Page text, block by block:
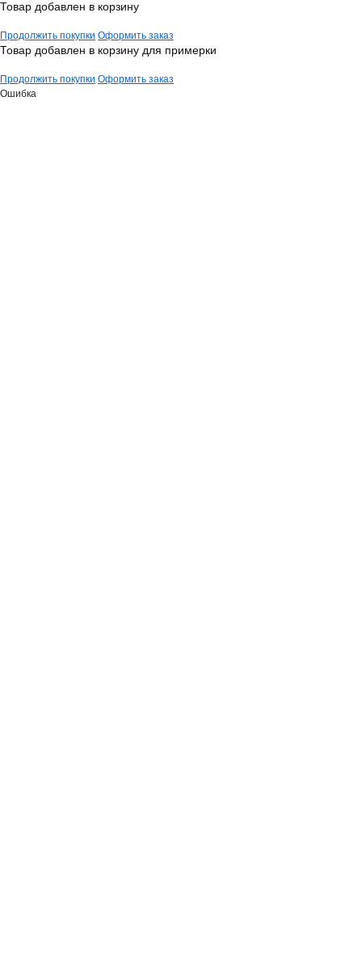
Товар добавлен в корзину
Продолжить покупки Оформить заказ
Товар добавлен в корзину для примерки
Продолжить покупки Оформить заказ
Ошибка